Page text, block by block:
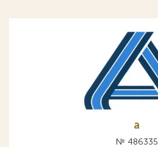
а
№ 486335